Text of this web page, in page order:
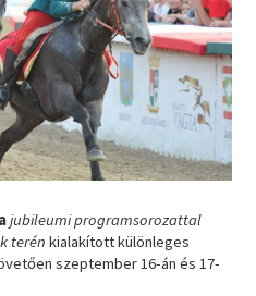
jubileumi programsorozattal
terén kialakított különleges
szeptember 16-án és 17-